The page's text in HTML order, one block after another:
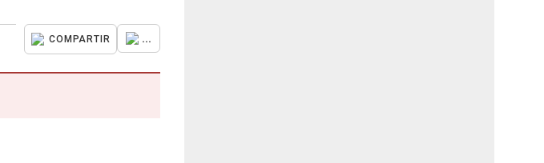
COMPARTIR ...